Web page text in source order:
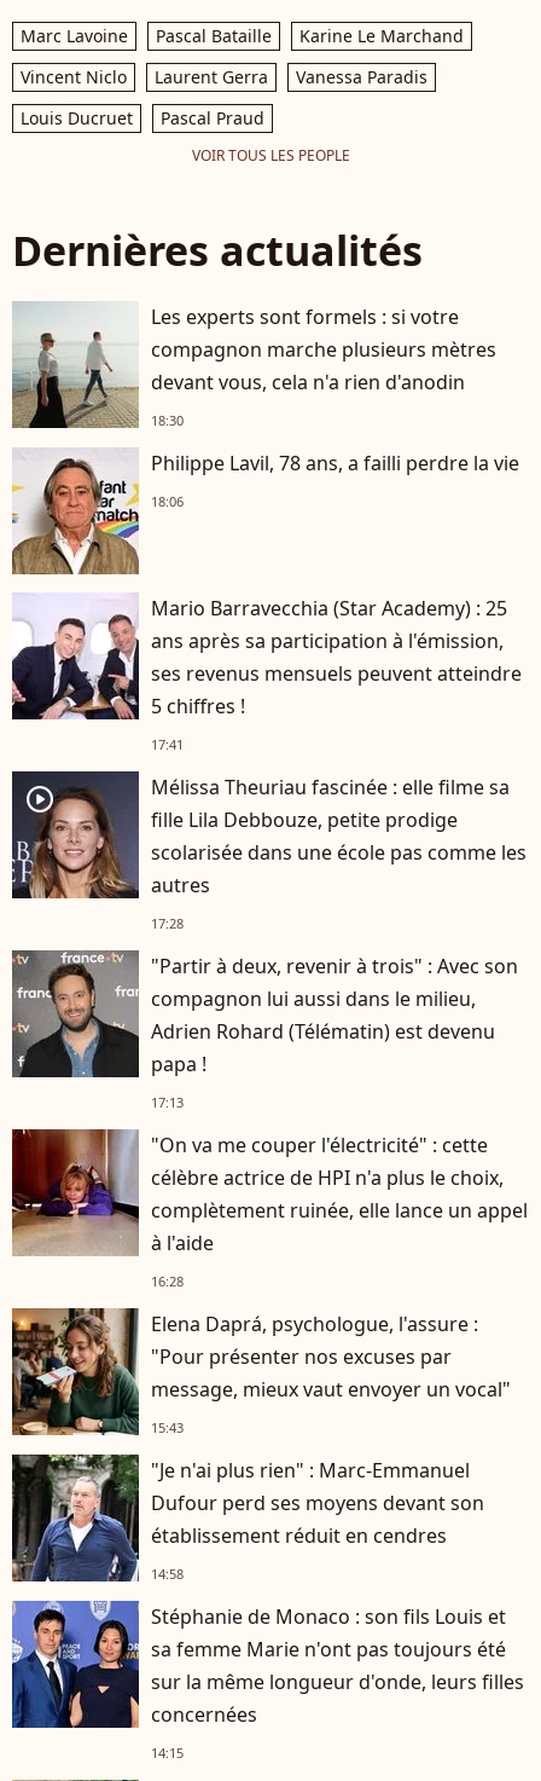
Marc Lavoine Pascal Bataille
Karine Le Marchand
Vincent Niclo
Laurent Gerra
Vanessa Paradis
Louis Ducruet
Pascal Praud
VOIR TOUS LES PEOPLE
Dernières actualités
Les experts sont formels : si votre
compagnon marche plusieurs mètres
devant vous, cela n'a rien d'anodin
18:30
Philippe Lavil, 78 ans, a failli perdre la vie
18:06
Mario Barravecchia (Star Academy) : 25
ans après sa participation à l'émission,
ses revenus mensuels peuvent atteindre
5 chiffres !
17:41
player2
Mélissa Theuriau fascinée : elle filme sa
fille Lila Debbouze, petite prodige
scolarisée dans une école pas comme les
autres
17:28
"Partir à deux, revenir à trois" : Avec son
compagnon lui aussi dans le milieu,
Adrien Rohard (Télématin) est devenu
papa !
17:13
"On va me couper l'électricité" : cette
célèbre actrice de HPI n'a plus le choix,
complètement ruinée, elle lance un appel
à l'aide
16:28
Elena Daprá, psychologue, l'assure :
"Pour présenter nos excuses par
message, mieux vaut envoyer un vocal"
15:43
"Je n'ai plus rien" : Marc-Emmanuel
Dufour perd ses moyens devant son
établissement réduit en cendres
14:58
Stéphanie de Monaco : son fils Louis et
sa femme Marie n'ont pas toujours été
sur la même longueur d'onde, leurs filles
concernées
14:15